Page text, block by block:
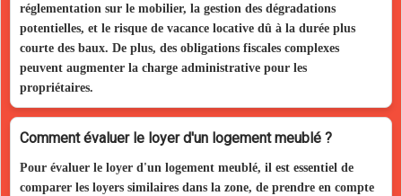
réglementation sur le mobilier, la gestion des dégradations
potentielles, et le risque de vacance locative dû à la durée plus
courte des baux. De plus, des obligations fiscales complexes
peuvent augmenter la charge administrative pour les
propriétaires.
Comment évaluer le loyer d'un logement meublé ?
Pour évaluer le loyer d'un logement meublé, il est essentiel de
comparer les loyers similaires dans la zone, de prendre en compte